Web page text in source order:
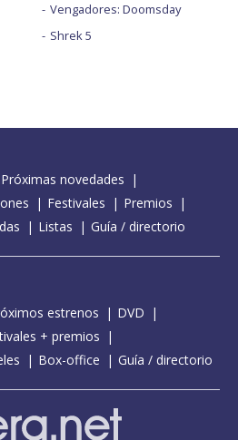
Vengadores: Doomsday
Shrek 5
Próximas novedades
Festivales
Premios
Listas Guía / directorio
estrenos
DVD
+ premios
Box-office Guía / directorio